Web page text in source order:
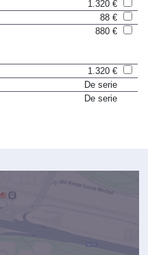
1.320 €
88 €
880 €
1.320 €
De serie
De serie